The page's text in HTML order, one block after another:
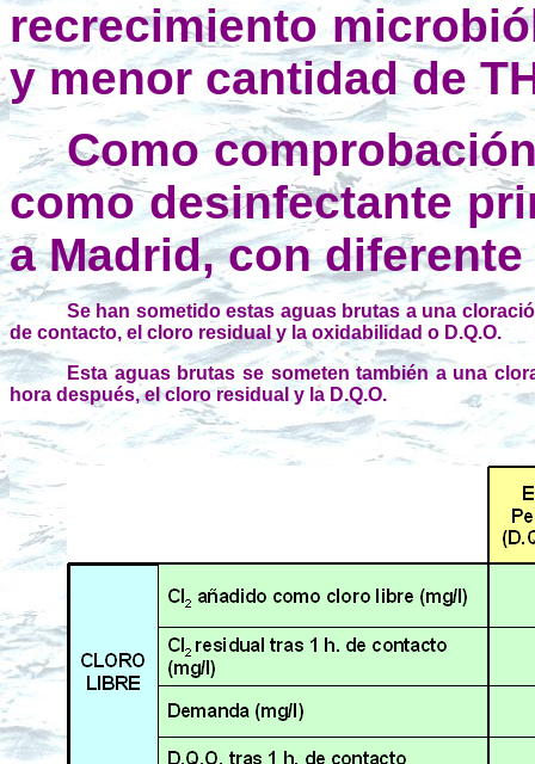
recrecimiento
y menor cantidad de
Como
como desinfectante
a Madrid, con
Se han sometido estas aguas brutas a una
de contacto, el cloro residual y la oxidabilidad o D.Q.O.
Esta aguas brutas se someten también a una
hora después, el cloro residual y la D.Q.O.